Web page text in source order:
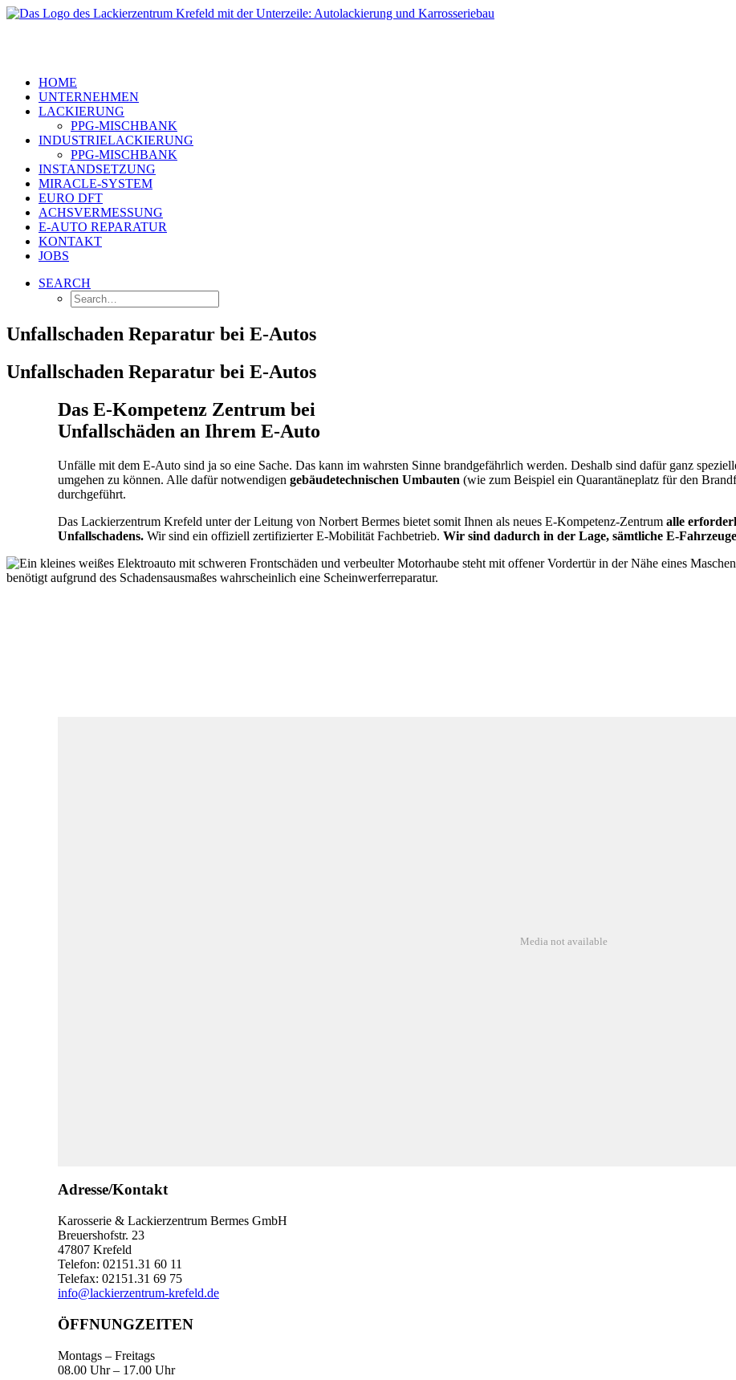
Springe
HOME
UNTERNEHMEN
LACKIERUNG
PPG-MISCHBANK
INDUSTRIELACKIERUNG
PPG-MISCHBANK
INSTANDSETZUNG
MIRACLE-SYSTEM
EURO DFT
ACHSVERMESSUNG
E-AUTO REPARATUR
KONTAKT
JOBS
SEARCH
Search…
Unfallschaden Reparatur bei E-Autos
Unfallschaden Reparatur bei E-Autos
Das E-Kompetenz Zentrum bei
Unfallschäden an Ihrem E-Auto
Unfälle mit dem E-Auto sind ja so eine Sache. Das kann im wahrsten Sinne brandgefährlich werden. Deshalb sind dafür ganz
umgehen zu können. Alle dafür notwendigen gebäudetechnischen Umbauten (wie zum Beispiel ein Quarantäneplatz für den
durchgeführt.
Das Lackierzentrum Krefeld unter der Leitung von Norbert Bermes bietet somit Ihnen als neues E-Kompetenz-Zentrum alle
Unfallschadens. Wir sind ein offiziell zertifizierter E-Mobilität Fachbetrieb. Wir sind dadurch in der Lage, sämtliche E-
Media not available
Adresse/Kontakt
Karosserie & Lackierzentrum Bermes GmbH
Breuershofstr. 23
47807 Krefeld
Telefon: 02151.31 60 11
Telefax: 02151.31 69 75
info@lackierzentrum-krefeld.de
ÖFFNUNGZEITEN
Montags – Freitags
08.00 Uhr – 17.00 Uhr